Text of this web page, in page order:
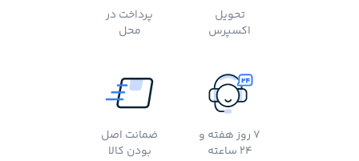
تحویل
اکسپرس
پرداخت در
محل
7 روز هفته و
24 ساعته
ضمانت اصل
بودن کالا